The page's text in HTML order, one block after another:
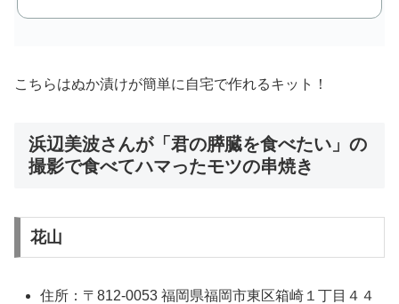
こちらはぬか漬けが簡単に自宅で作れるキット！
浜辺美波さんが「君の膵臓を食べたい」の
撮影で食べてハマったモツの串焼き
花山
住所：〒812-0053 福岡県福岡市東区箱崎１丁目４４